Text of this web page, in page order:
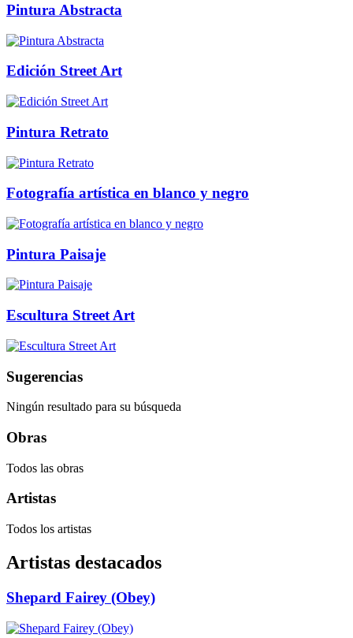
Pintura Abstracta
Edición Street Art
Pintura Retrato
Fotografía artística en blanco y negro
Pintura Paisaje
Escultura Street Art
Sugerencias
Ningún resultado para su búsqueda
Obras
Todos las obras
Artistas
Todos los artistas
Artistas destacados
Shepard Fairey (Obey)